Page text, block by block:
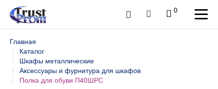
0
Главная
Каталог
Шкафы металлические
Аксессуары и фурнитура для шкафов
Полка для обуви П40ШРС